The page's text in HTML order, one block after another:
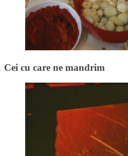
Cei cu care ne mandrim